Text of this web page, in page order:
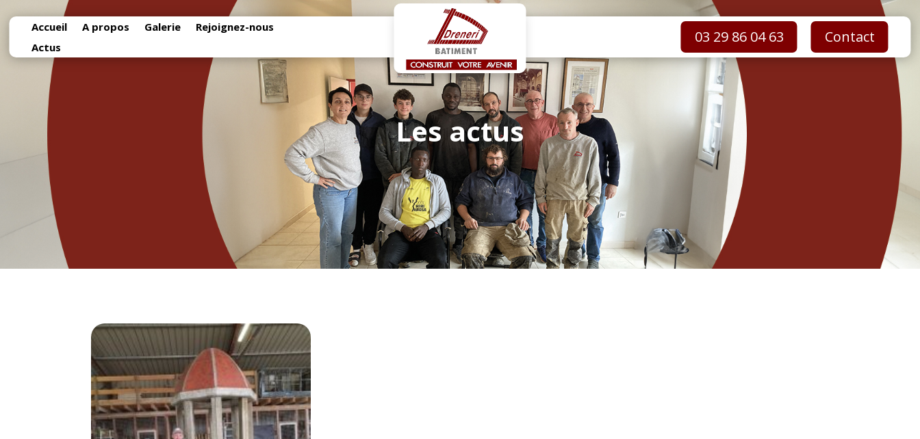
Accueil A propos Galerie
Rejoignez-nous
Actus
03 29 86 04 63 Contact
Les actus